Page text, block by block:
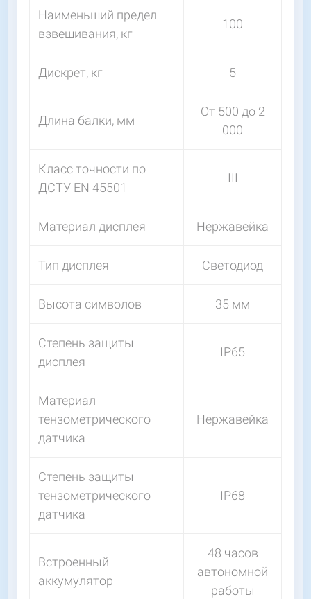
Наименьший предел
взвешивания, кг
100
Дискрет, кг 5
Длина балки, мм
От 500 до 2
000
Класс точности по
ДСТУ EN 45501
III
Материал дисплея Нержавейка
Тип дисплея Светодиод
Высота символов 35 мм
Степень защиты
дисплея
IP65
Материал
тензометрического
датчика
Нержавейка
Степень защиты
тензометрического
датчика
IP68
Встроенный
аккумулятор
48 часов
автономной
работы